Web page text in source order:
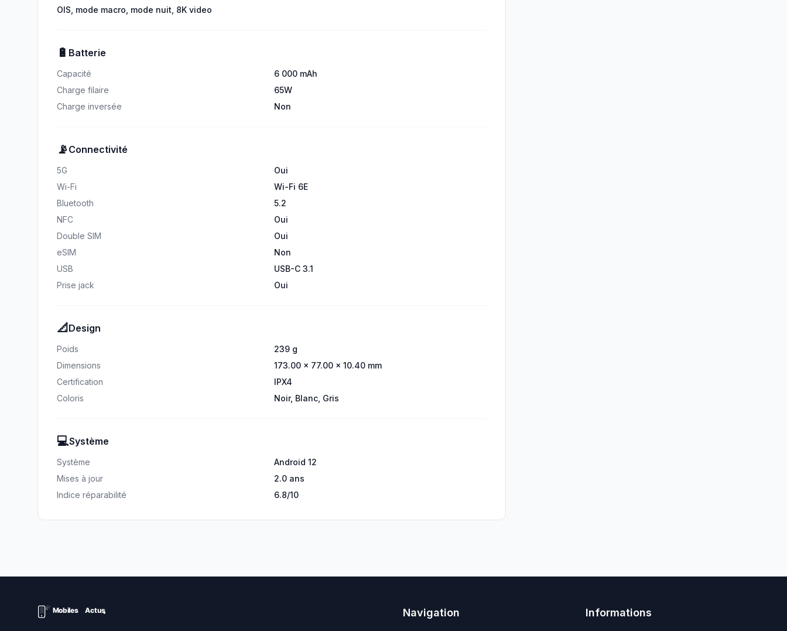
OIS, mode macro, mode nuit, 8K video
🔋 Batterie
Capacité
6 000 mAh
Charge filaire
65W
Charge inversée
Non
📡 Connectivité
5G
Oui
Wi-Fi
Wi-Fi 6E
Bluetooth
5.2
NFC
Oui
Double SIM
Oui
eSIM
Non
USB
USB-C 3.1
Prise jack
Oui
📐 Design
Poids
239 g
Dimensions
173.00 × 77.00 × 10.40 mm
Certification
IPX4
Coloris
Noir, Blanc, Gris
💻Système
Système
Android 12
Mises à jour
2.0 ans
Indice réparabilité
6.8/10
Navigation Informations